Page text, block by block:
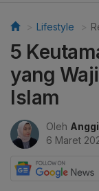
Lifestyle
5
yang
Islam
Oleh
6 Maret